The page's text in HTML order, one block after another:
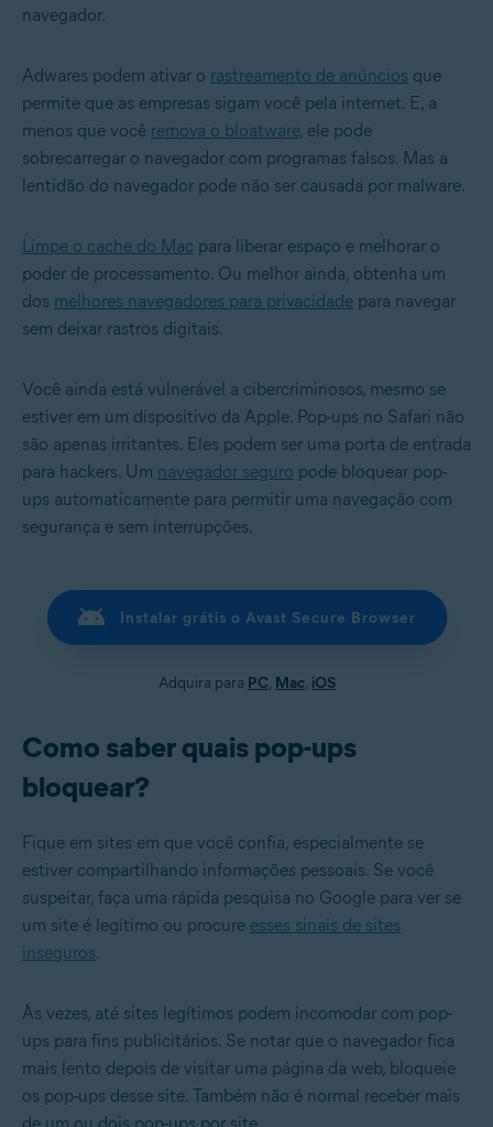
navegador.
Adwares podem ativar o rastreamento de anúncios que
permite que as empresas sigam você pela internet. E, a
menos que você remova o bloatware, ele pode
sobrecarregar o navegador com programas falsos. Mas a
lentidão do navegador pode não ser causada por malware.
Limpe o cache do Mac para liberar espaço e melhorar o
poder de processamento. Ou melhor ainda, obtenha um
dos melhores navegadores para privacidade para navegar
sem deixar rastros digitais.
Você ainda está vulnerável a cibercriminosos, mesmo se
estiver em um dispositivo da Apple. Pop-ups no Safari não
são apenas irritantes. Eles podem ser uma porta de entrada
para hackers. Um navegador seguro pode bloquear pop-
ups automaticamente para permitir uma navegação com
segurança e sem interrupções.
Instalar grátis o Avast Secure Browser
Adquira para PC, Mac, iOS
Como saber quais pop-ups
bloquear?
Fique em sites em que você confia, especialmente se
estiver compartilhando informações pessoais. Se você
suspeitar, faça uma rápida pesquisa no Google para ver se
um site é legítimo ou procure esses sinais de sites
inseguros.
Às vezes, até sites legítimos podem incomodar com pop-
ups para fins publicitários. Se notar que o navegador fica
mais lento depois de visitar uma página da web, bloqueie
os pop-ups desse site. Também não é normal receber mais